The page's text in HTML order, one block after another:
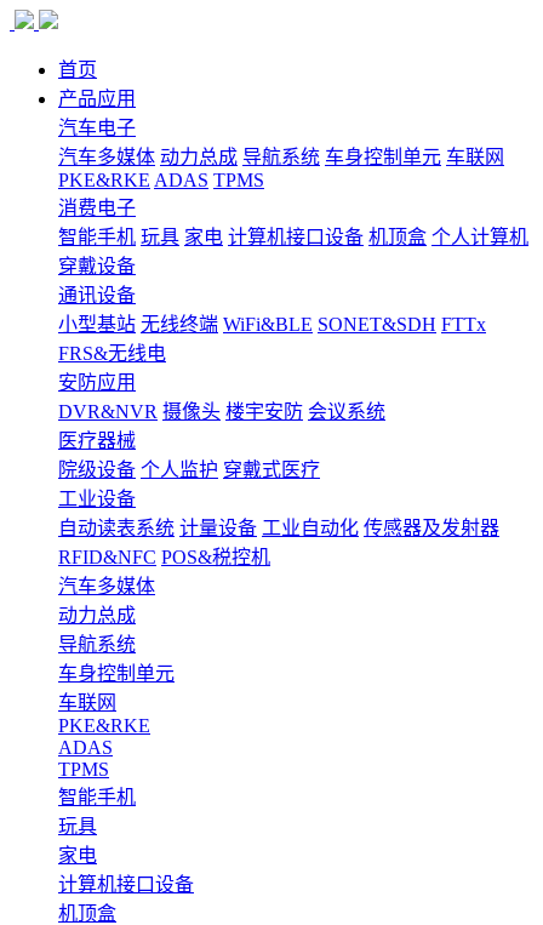
首页
产品应用
汽车电子
汽车多媒体 动力总成 导航系统 车身控制单元 车联网
PKE&RKE ADAS TPMS
消费电子
智能手机 玩具 家电 计算机接口设备 机顶盒 个人计算机
穿戴设备
通讯设备
小型基站 无线终端 WiFi&BLE SONET&SDH FTTx
FRS&无线电
安防应用
DVR&NVR 摄像头 楼宇安防 会议系统
医疗器械
院级设备 个人监护 穿戴式医疗
工业设备
自动读表系统 计量设备 工业自动化 传感器及发射器
RFID&NFC POS&税控机
汽车多媒体
动力总成
导航系统
车身控制单元
车联网
PKE&RKE
ADAS
TPMS
智能手机
玩具
家电
计算机接口设备
机顶盒